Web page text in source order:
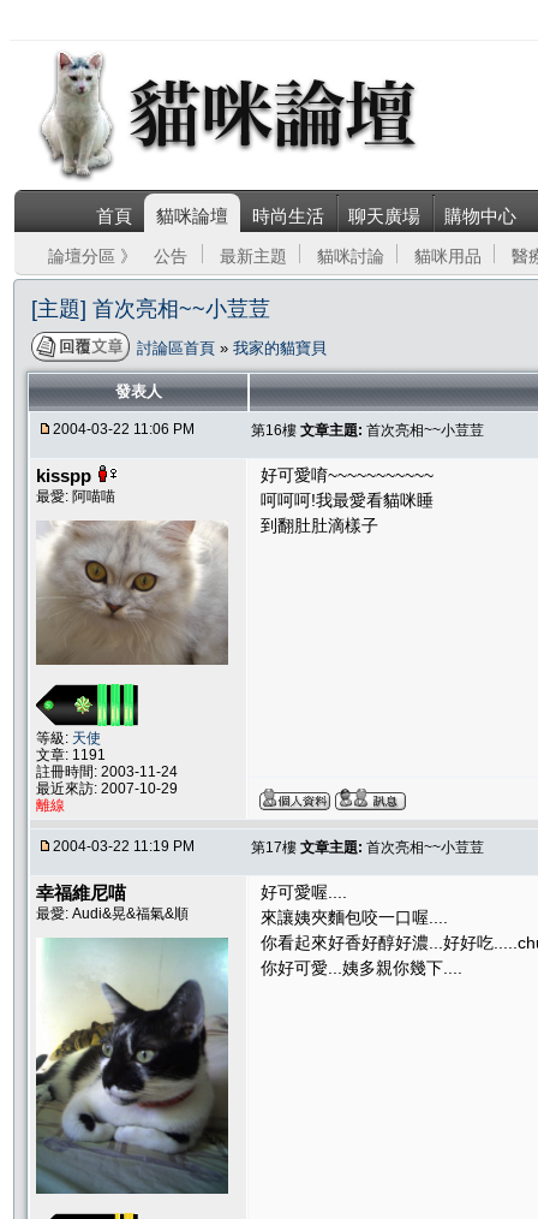
首頁 貓咪論壇 時尚生活 聊天廣場 購物中心
論壇分區 》 公告 最新主題 貓咪討論 貓咪用品 醫
[主題] 首次亮相~~小荳荳
討論區首頁 » 我家的貓寶貝
發表人
2004-03-22 11:06 PM 第16樓 文章主題: 首次亮相~~小荳荳
kisspp
最愛: 阿喵喵
等級: 天使
文章: 1191
註冊時間: 2003-11-24
最近來訪: 2007-10-29
離線
好可愛唷~~~~~~~~~~~
呵呵呵!我最愛看貓咪睡
到翻肚肚滴樣子
2004-03-22 11:19 PM 第17樓 文章主題: 首次亮相~~小荳荳
幸福維尼喵
最愛: Audi&晃&福氣&順
好可愛喔....
來讓姨夾麵包咬一口喔....
你看起來好香好醇好濃...好好吃
你好可愛...姨多親你幾下....